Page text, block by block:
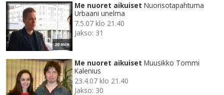
20 min
Me nuoret aikuiset Nuorisotapahtuma
Urbaani unelma
7.5.07 klo 21.40
Jakso: 31
Me nuoret aikuiset Muusikko Tommi
Kalenius
23.4.07 klo 21.40
Jakso: 30